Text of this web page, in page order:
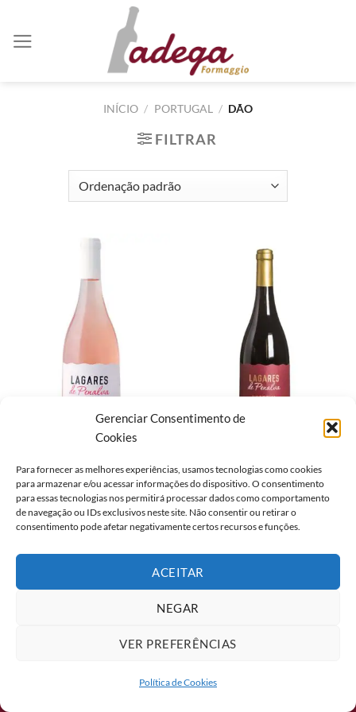
Gerenciar Consentimento de
Cookies
Para fornecer as melhores experiências, usamos tecnologias como cookies
para armazenar e/ou acessar informações do dispositivo. O consentimento
para essas tecnologias nos permitirá processar dados como comportamento
de navegação ou IDs exclusivos neste site. Não consentir ou retirar o
consentimento pode afetar negativamente certos recursos e funções.
ACEITAR
NEGAR
VER PREFERÊNCIAS
Política de Cookies
INÍCIO / PORTUGAL / DÃO
FILTRAR
VINHO LAGARES DE
PENALVA DOC ROSE 750ML
VINHO LAGARES DE
PENALVA DOC RESERVA
TINTO 750ML
2026 ©
Formaggio Food Service
Av. Mascarenhas de Morais, 5855, Galpões 6 e 7. Boa Viagem, Recife/PE